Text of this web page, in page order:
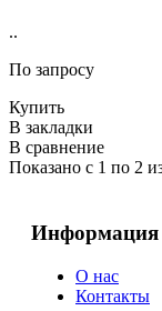
..
По запросу
Купить
В закладки
В сравнение
Показано с 1 по 2
Информация
О нас
Контакты